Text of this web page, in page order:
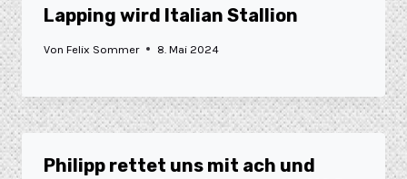
Lapping wird Italian Stallion
Von Felix Sommer 8. Mai 2024
Philipp rettet uns mit ach und